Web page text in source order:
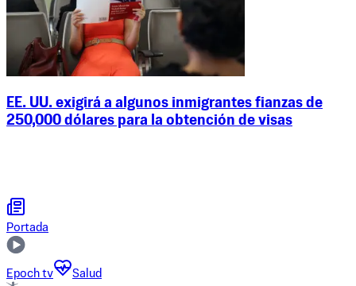
EE. UU. exigirá a algunos inmigrantes fianzas de
250,000 dólares para la obtención de visas
Portada
Epoch tv Salud